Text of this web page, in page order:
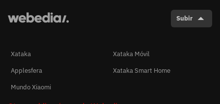
Subir
Xataka
Xataka Móvil
Applesfera
Xataka Smart Home
Mundo Xiaomi